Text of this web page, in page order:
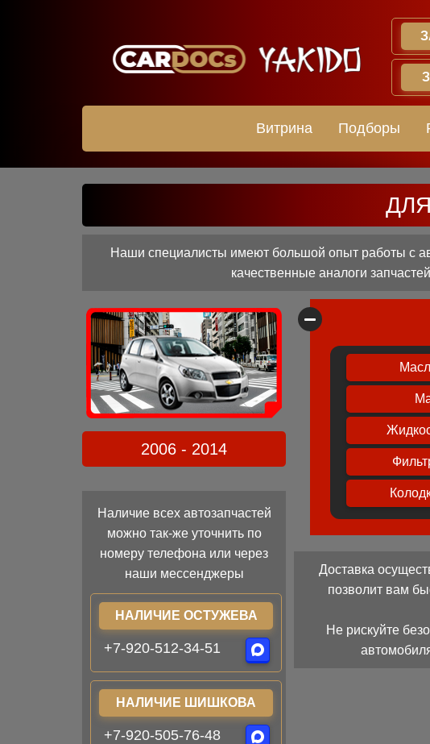
Витрина Подборы
ДЛЯ
Наши специалисты имеют большой опыт работы с
качественные аналоги
2006 - 2014
Наличие всех автозапчастей
можно так-же уточнить по
номеру телефона или через
наши мессенджеры
НАЛИЧИЕ ОСТУЖЕВА
+7-920-512-34-51
НАЛИЧИЕ ШИШКОВА
+7-920-505-76-48
Доставка
позволит вам
Не рискуйте